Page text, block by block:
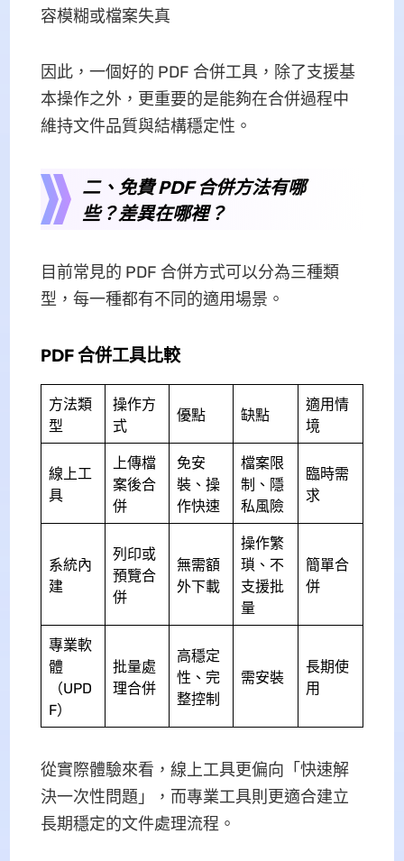
容模糊或檔案失真
因此，一個好的 PDF 合併工具，除了支援基
本操作之外，更重要的是能夠在合併過程中
維持文件品質與結構穩定性。
二、免費 PDF 合併方法有哪
些？差異在哪裡？
目前常見的 PDF 合併方式可以分為三種類
型，每一種都有不同的適用場景。
PDF 合併工具比較
方法類
型
操作方
式
優點 缺點
適用情
境
線上工
具
上傳檔
案後合
併
免安
裝、操
作快速
檔案限
制、隱
私風險
臨時需
求
系統內
建
列印或
預覽合
併
無需額
外下載
操作繁
瑣、不
支援批
量
簡單合
併
專業軟
體
（UPD
F）
批量處
理合併
高穩定
性、完
整控制
需安裝
長期使
用
從實際體驗來看，線上工具更偏向「快速解
決一次性問題」，而專業工具則更適合建立
長期穩定的文件處理流程。